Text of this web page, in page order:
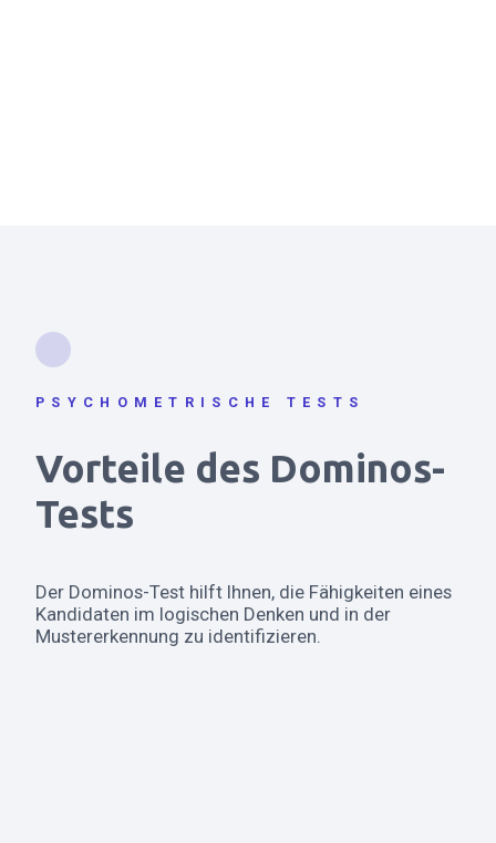
PSYCHOMETRISCHE TESTS
Vorteile des Dominos-
Tests
Der Dominos-Test hilft Ihnen, die Fähigkeiten eines
Kandidaten im logischen Denken und in der
Mustererkennung zu identifizieren.